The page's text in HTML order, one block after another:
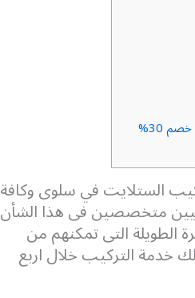
الستلايت في سلوى وكافة
متخصصين فى هذا الشأن
الطويلة التى تمكنهم من
خدمة التركيب خلال اربع